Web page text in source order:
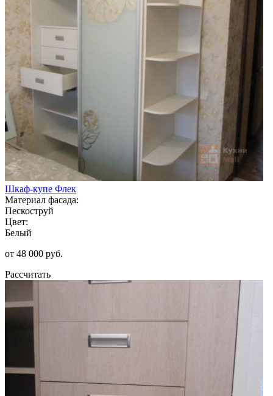
Шкаф-купе Флек
Материал фасада:
Пескоструй
Цвет:
Белый
от 48 000 руб.
Рассчитать